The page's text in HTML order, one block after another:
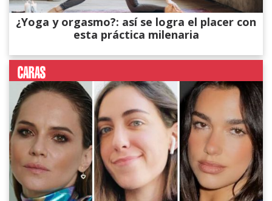
¿Yoga y orgasmo?: así se logra el placer con
esta práctica milenaria